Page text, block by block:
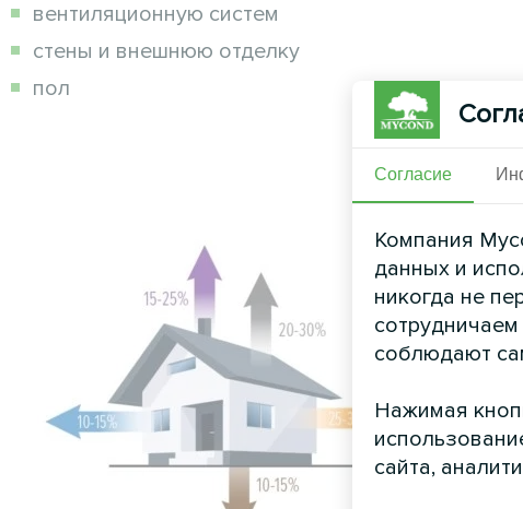
вентиляционную систем
стены и внешнюю отделку
пол
Согласие
Компания
данных и
никогда не
соблюдают
Нажимая
сайта,